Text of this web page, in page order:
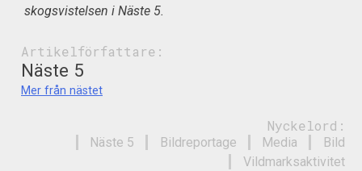
skogsvistelsen i Näste 5.
Artikelförfattare:
Näste 5
Mer från nästet
Nyckelord:
Bild
Media
Bildreportage
Näste 5
Vildmarksaktivitet